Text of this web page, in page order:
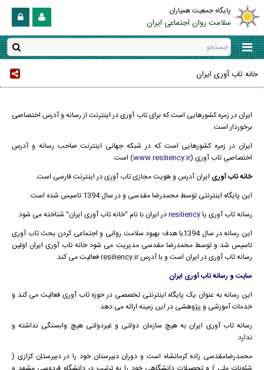
پایگاه جمعیت همیاران
سلامت روان اجتماعی ایران
خانه تاب آوری ایران
ایران در زمره کشورهایی است که برای تاب آوری در اینترنت از رسانه و آدرس اختصاصی
برخوردار است.
ایران در زمره کشورهایی است که در شبکه جهانی اینترنت صاحب رسانه و آدرس
اختصاصی تاب آوری (www.resiliency.ir) است.
خانه تاب آوری ایران آدرس و هویت مجازی تاب آوری در اینترنت فارسی است.
این پایگاه اینترنتی توسط محمدرضا مقدسی و در سال 1394 تاسیس شده است .
رسانه تاب آوری یاresiliencyدر ایران با نام "خانه تاب آوری ایران" شناخته می شود.
این رسانه در سال 1394با هدف بهبود سلامت روانی و اجتماعی کردن بحث تاب آوری
تاسیس شد و توسط محمدرضا مقدسی مدیریت می شود خانه تاب آوری ایران اولین
رسانه تاب آوری در ایران است و با آدرس resiliency.ir فعالیت می کند.
سایت و رسانه تاب آوری ایران
این رسانه به عنوان یک پایگاه اینترنتی تخصصی در حوزه تاب آوری فعالیت می کند و
خدمات آموزشی و پژوهشی در این زمینه ارائه می دهد
رسانه تاب آوری ایران به هیچ سازمان دولتی و غیردولتی هیچ وابستگی نداشته و
ندارد.
محمدرضامقدسی زاده کرمانشاه است و دوران دبیرستان خود را در دبیرستان کزازی (